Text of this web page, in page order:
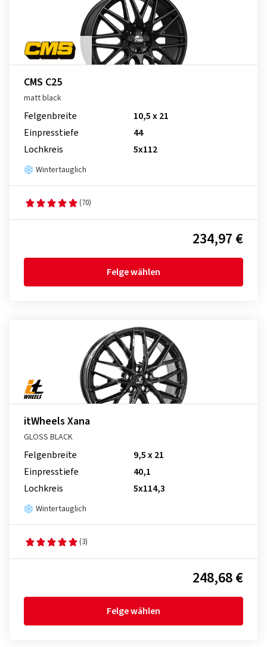
CMS C25
matt black
Felgenbreite
10,5 x 21
Einpresstiefe
44
Lochkreis
5x112
Wintertauglich
(70)
234,97 €
Felge wählen
itWheels Xana
GLOSS BLACK
Felgenbreite
9,5 x 21
Einpresstiefe
40,1
Lochkreis
5x114,3
Wintertauglich
(3)
248,68 €
Felge wählen